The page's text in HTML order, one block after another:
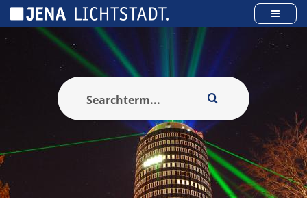
Panel zarządzania plikami cookies